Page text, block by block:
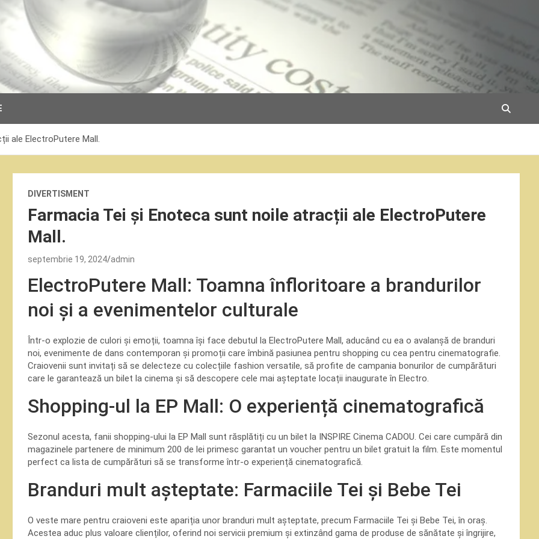
ale ElectroPutere Mall.
DIVERTISMENT
Farmacia Tei și Enoteca sunt noile atracții ale ElectroPutere
Mall.
septembrie 19, 2024 admin
ElectroPutere Mall: Toamna înfloritoare a brandurilor
noi și a evenimentelor culturale
Într-o explozie de culori și emoții, toamna își face debutul la ElectroPutere Mall, aducând cu ea o avalanșă de branduri
noi, evenimente de dans contemporan și promoții care îmbină pasiunea pentru shopping cu cea pentru cinematografie.
Craiovenii sunt invitați să se delecteze cu colecțiile fashion versatile, să profite de campania bonurilor de cumpărături
care le garantează un bilet la cinema și să descopere cele mai așteptate locații inaugurate în Electro.
Shopping-ul la EP Mall: O experiență cinematografică
Sezonul acesta, fanii shopping-ului la EP Mall sunt răsplătiți cu un bilet la INSPIRE Cinema CADOU. Cei care cumpără din
magazinele partenere de minimum 200 de lei primesc garantat un voucher pentru un bilet gratuit la film. Este momentul
perfect ca lista de cumpărături să se transforme într-o experiență cinematografică.
Branduri mult așteptate: Farmaciile Tei și Bebe Tei
O veste mare pentru craioveni este apariția unor branduri mult așteptate, precum Farmaciile Tei și Bebe Tei, în oraș.
Acestea aduc plus valoare clienților, oferind noi servicii premium și extinzând gama de produse de sănătate și îngrijire,